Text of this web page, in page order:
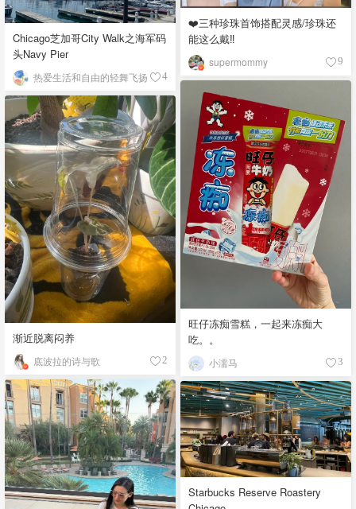
❤️三种珍珠首饰搭配灵感/珍珠还
能这么戴‼️
supermommy 9
Chicago芝加哥City Walk之海军码
头Navy Pier
热爱生活和自由的轻舞飞扬 4
旺仔冻痴雪糕，一起来冻痴大
吃。。
小濡马 3
渐近脱离闷养
底波拉的诗与歌 2
Starbucks Reserve Roastery